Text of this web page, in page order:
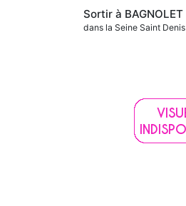
Sortir à BAGNOLET
dans la Seine Saint Denis